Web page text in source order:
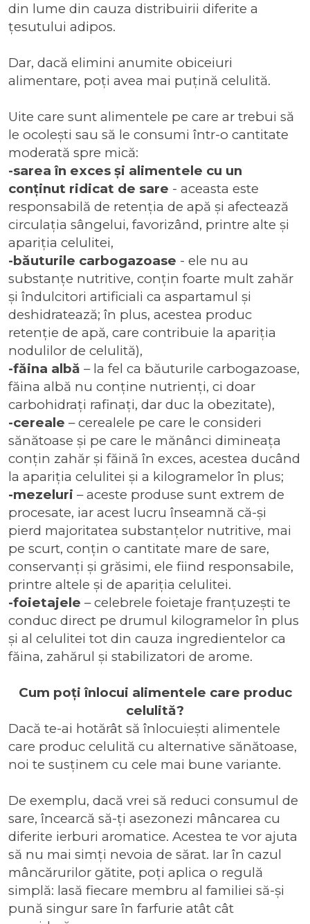
din lume din cauza distribuirii diferite a
țesutului adipos.
Dar, dacă elimini anumite obiceiuri
alimentare, poți avea mai puțină celulită.
Uite care sunt alimentele pe care ar trebui să
le ocolești sau să le consumi într-o cantitate
moderată spre mică:
-sarea în exces și alimentele cu un
conținut ridicat de sare - aceasta este
responsabilă de retenția de apă și afectează
circulația sângelui, favorizând, printre alte și
apariția celulitei,
-băuturile carbogazoase - ele nu au
substanțe nutritive, conțin foarte mult zahăr
și îndulcitori artificiali ca aspartamul și
deshidratează; în plus, acestea produc
retenție de apă, care contribuie la apariția
nodulilor de celulită),
-făina albă – la fel ca băuturile carbogazoase,
făina albă nu conține nutrienți, ci doar
carbohidrați rafinați, dar duc la obezitate),
-cereale – cerealele pe care le consideri
sănătoase și pe care le mănânci dimineața
conțin zahăr și făină în exces, acestea ducând
la apariția celulitei și a kilogramelor în plus;
-mezeluri – aceste produse sunt extrem de
procesate, iar acest lucru înseamnă că-și
pierd majoritatea substanțelor nutritive, mai
pe scurt, conțin o cantitate mare de sare,
conservanți și grăsimi, ele fiind responsabile,
printre altele și de apariția celulitei.
-foietajele – celebrele foietaje franțuzești te
conduc direct pe drumul kilogramelor în plus
și al celulitei tot din cauza ingredientelor ca
făina, zahărul și stabilizatori de arome.
Cum poți înlocui alimentele care produc
celulită?
Dacă te-ai hotărât să înlocuiești alimentele
care produc celulită cu alternative sănătoase,
noi te susținem cu cele mai bune variante.
De exemplu, dacă vrei să reduci consumul de
sare, încearcă să-ți asezonezi mâncarea cu
diferite ierburi aromatice. Acestea te vor ajuta
să nu mai simți nevoia de sărat. Iar în cazul
mâncărurilor gătite, poți aplica o regulă
simplă: lasă fiecare membru al familiei să-și
pună singur sare în farfurie atât cât